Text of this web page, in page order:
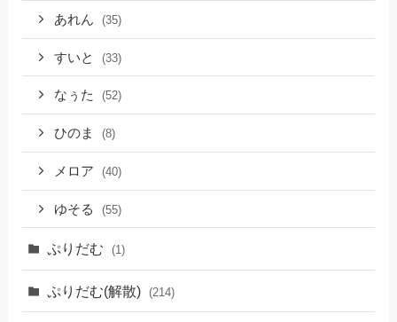
あれん (35)
すいと (33)
なぅた (52)
ひのま (8)
メロア (40)
ゆそる (55)
ぷりだむ (1)
ぷりだむ(解散) (214)